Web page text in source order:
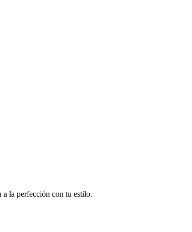
la perfección con tu estilo.